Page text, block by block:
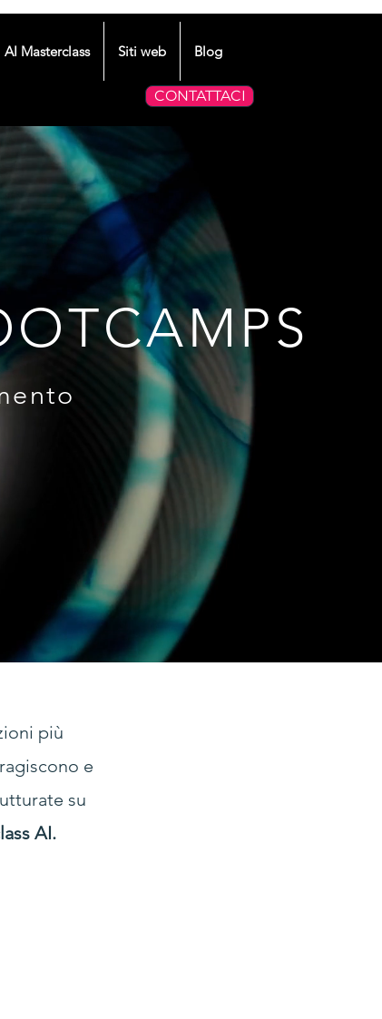
AI Masterclass Siti web Blog
CONTATTACI
più
e
su
AI.